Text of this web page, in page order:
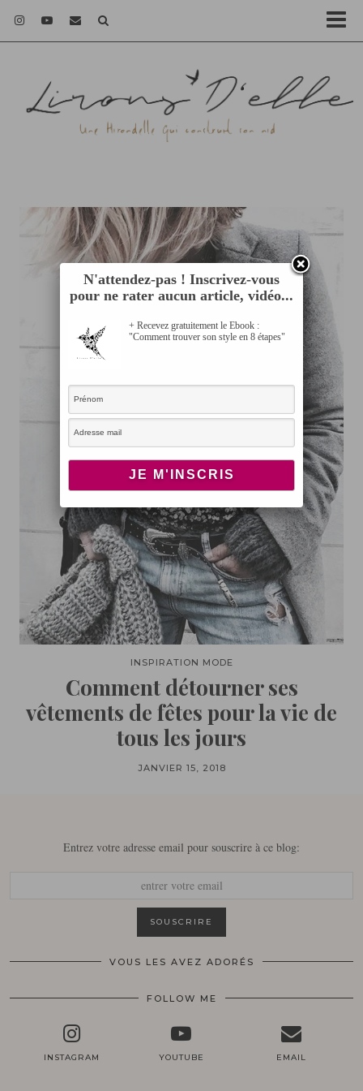
INSPIRATION MODE
Comment détourner ses
vêtements de fêtes pour la vie de
tous les jours
JANVIER 15, 2018
Entrez votre adresse email pour souscrire à ce blog:
VOUS LES AVEZ ADORÉS
FOLLOW ME
INSTAGRAM YOUTUBE EMAIL
N'attendez-pas ! Inscrivez-vous
pour ne rater aucun article, vidéo...
+ Recevez gratuitement le Ebook :
"Comment trouver son style en 8 étapes"